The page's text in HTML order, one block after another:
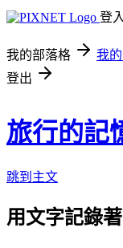
登入
我的部落格 我
登出
旅行的記
跳到主文
用文字記錄